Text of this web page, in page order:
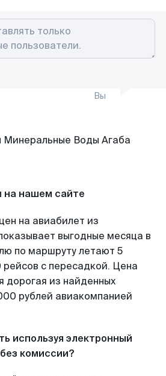
Вы
на нашем сайте
на авиабилет из
выгодные месяца в
по маршруту летают 5
рейсов с пересадкой. Цена
дорогая из найденных
рублей авиакомпанией
используя электронный
комиссии?